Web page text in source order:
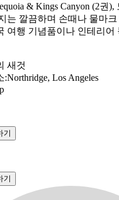
& Kings Canyon (2권
는 깔끔하며 손때나 물마
여행 기념품이나 인테리어
새것
:Northridge, Los Angeles
기
기